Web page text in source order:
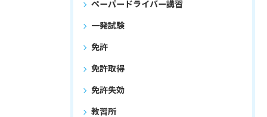
ペーパードライバー講習
一発試験
免許
免許取得
免許失効
教習所